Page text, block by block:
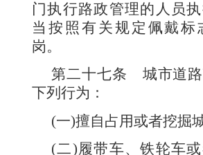
门执行路政管理的人员
当按照有关规定佩戴标
岗。
第二十七条 城市道
下列行为：
(一)擅自占用或者挖掘
(二)履带车、铁轮车